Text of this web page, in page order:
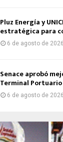
Pluz Energía y
estratégica para
6 de agosto de 2026
Senace aprobó
Terminal
6 de agosto de 2026